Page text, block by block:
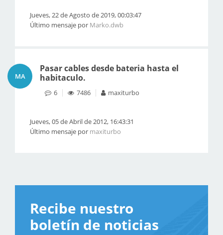
Jueves, 22 de Agosto de 2019, 00:03:47
Último mensaje por Marko.dwb
MA
Pasar cables desde bateria hasta el
habitaculo.
6 7486 maxiturbo
Jueves, 05 de Abril de 2012, 16:43:31
Último mensaje por maxiturbo
Recibe nuestro
boletín de noticias